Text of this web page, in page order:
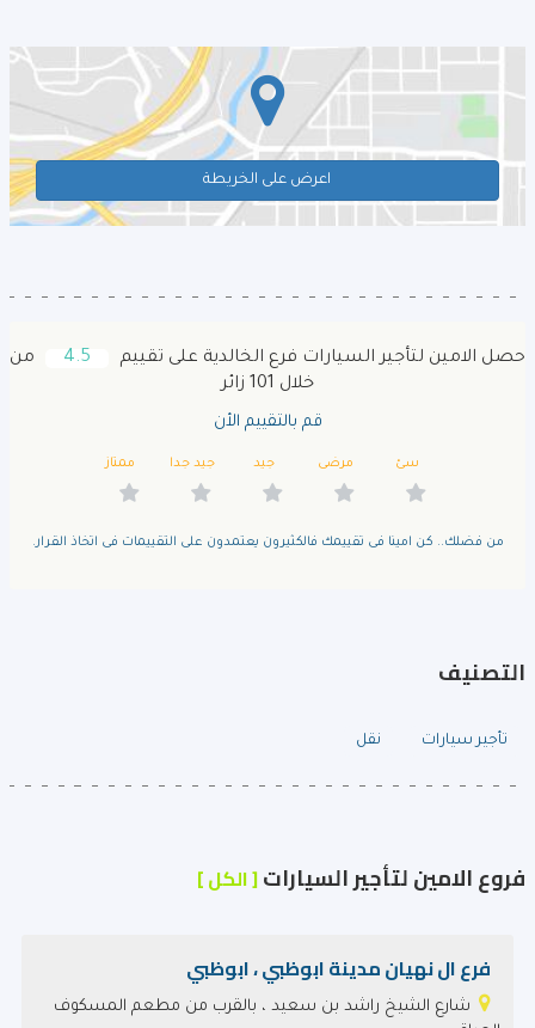
اعرض على الخريطة
حصل الامين لتأجير السيارات فرع الخالدية على تقييم 4.5
من
خلال 101 زائر
قم بالتقييم الأن
سئ مرضى جيد جيد جدا ممتاز
من فضلك.. كن امينا فى تقييمك فالكثيرون يعتمدون على التقييمات فى اتخاذ القرار.
التصنيف
تأجير سيارات نقل
فروع الامين لتأجير السيارات[ الكل ]
فرع ال نهيان مدينة ابوظبي ، ابوظبي
شارع الشيخ راشد بن سعيد ، بالقرب من مطعم المسكوف